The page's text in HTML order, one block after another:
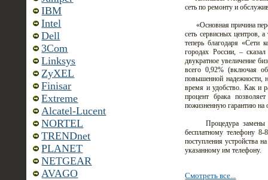
IBM
Intel
Dell
3Com
Linksys
ZyXEL
Finisar
Extreme
Alcatel-Lucent
NORTEL
TRENDnet
PLANET
NETGEAR
AVAGO
сеть по ремонту и
«Основная причина
сеть сервисных центров,
теперь благодаря «Сети
городах России, –
двукратное увеличение
всего 0,92% (включая
повышенной надежности,
время и удобство. Как и
процент брака
пожизненную гарантию на
Процедура замены
бесплатному телефону
поступления устройства
указанному им телефону.
Смотреть все...